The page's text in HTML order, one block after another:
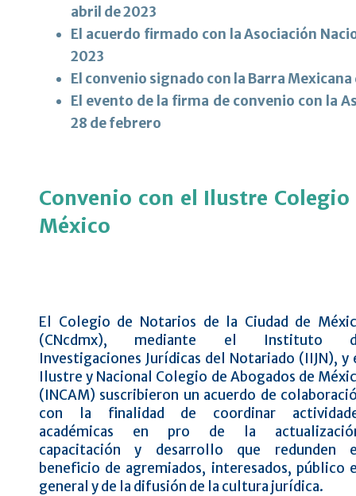
abril de 2023
El acuerdo firmado con la Asociación
2023
El convenio signado con la Barra
El evento de la firma de convenio con la
28 de febrero
Convenio con el Ilustre
México
El Colegio de Notarios de la Ciudad de
(CNcdmx), mediante el Instituto
Investigaciones Jurídicas del Notariado (IIJN), y
Ilustre y Nacional Colegio de Abogados de
(INCAM) suscribieron un acuerdo de
con la finalidad de coordinar
académicas en pro de la
capacitación y desarrollo que redunden
beneficio de agremiados, interesados, público
general y de la difusión de la cultura jurídica.